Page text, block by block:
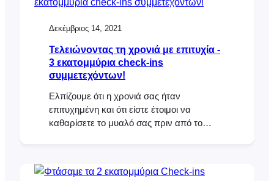
παραλλαγές (όπως τα καναδικά γαλλικά ή
τον επεξεργαστή γλωσσών του WPML.
Απλά επιλέξτε τις γλώσσες που θέλετε και
ξεκινήστε να μεταφράζετε το περιεχόμενό
σας! Έχουμε εργαστεί
Δεκέμβριος 14, 2021
Τελειώνοντας τη χρονιά με επιτυχία -
3 εκατομμύρια check-ins
συμμετεχόντων!
Ελπίζουμε ότι η χρονιά σας ήταν
επιτυχημένη και ότι είστε έτοιμοι να
καθαρίσετε το μυαλό σας πριν από το
FooEvents γνώρισε ανάπτυξη σχεδόν σε